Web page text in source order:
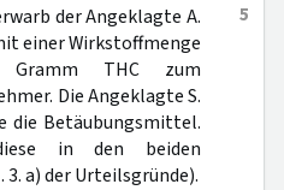
5
der Angeklagte A.
einer Wirkstoffmenge
Gramm THC zum
Die Angeklagte S.
die Betäubungsmittel.
in den beiden
a) der Urteilsgründe).